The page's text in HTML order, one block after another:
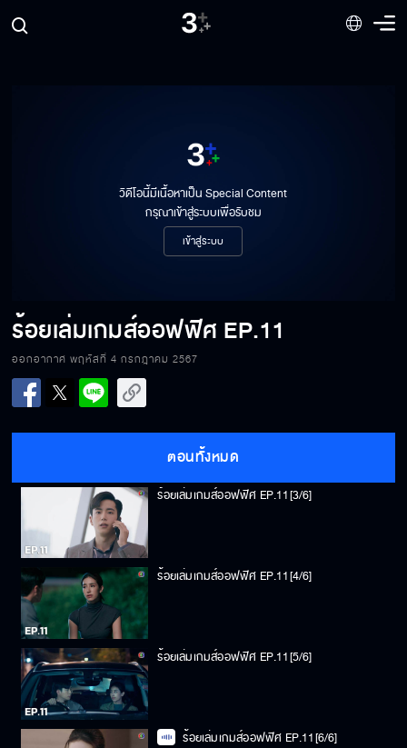
วิดีโอนี้มีเนื้อหาเป็น Special Content
กรุณาเข้าสู่ระบบเพื่อรับชม
เข้าสู่ระบบ
ร้อยเล่มเกมส์ออฟฟิศ EP.11
ออกอากาศ พฤหัสที่ 4 กรกฎาคม 2567
ตอนทั้งหมด
ร้อยเล่มเกมส์ออฟฟิศ EP.11[1/6]
ร้อยเล่มเกมส์ออฟฟิศ EP.11[3/6]
ร้อยเล่มเกมส์ออฟฟิศ EP.11[4/6]
ร้อยเล่มเกมส์ออฟฟิศ EP.11[5/6]
ร้อยเล่มเกมส์ออฟฟิศ EP.11[6/6]